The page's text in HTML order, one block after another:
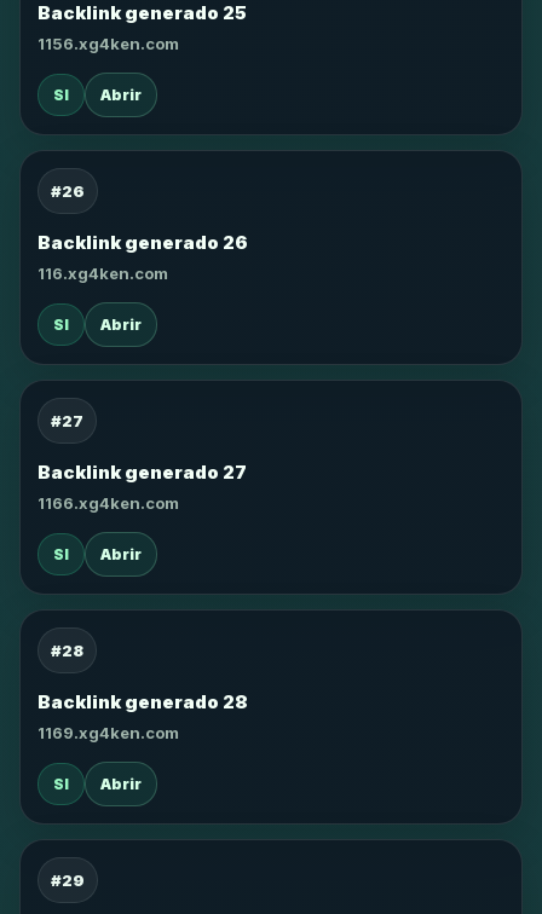
Backlink generado 25
1156.xg4ken.com
SI Abrir
#26
Backlink generado 26
116.xg4ken.com
SI Abrir
#27
Backlink generado 27
1166.xg4ken.com
SI Abrir
#28
Backlink generado 28
1169.xg4ken.com
SI Abrir
#29